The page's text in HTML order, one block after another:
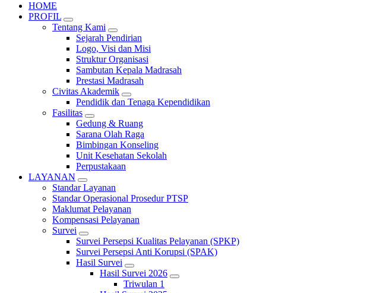
HOME
PROFIL
Tentang Kami
Sejarah Pendirian
Logo, Visi dan Misi
Struktur Organisasi
Sambutan Kepala Madrasah
Prestasi Madrasah
Civitas Akademik
Pendidik dan Tenaga Kependidikan
Fasilitas
Gedung & Ruang
Sarana Olah Raga
Bimbingan Konseling
Unit Kesehatan Sekolah
Perpustakaan
LAYANAN
Standar Layanan
Standar Operasional Prosedur PTSP
Maklumat Pelayanan
Kompensasi Pelayanan
Survei
Survei Persepsi Kualitas Pelayanan (SPKP)
Survei Persepsi Anti Korupsi (SPAK)
Hasil Survei
Hasil Survei 2026
Triwulan 1